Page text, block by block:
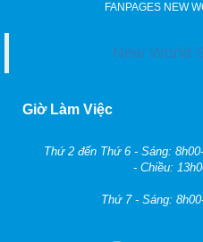
FANPAGES NEW
New World
Giờ Làm Việc
Thứ 2 đến Thứ 6 - Sáng:
- Chiều: 13h00 -
Thứ 7 - Sáng: 8h00-